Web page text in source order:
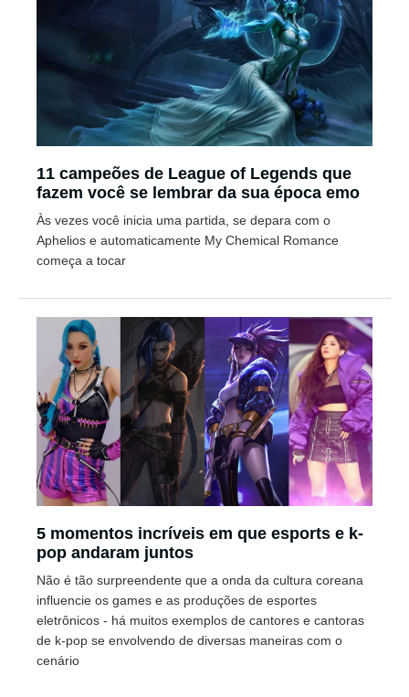
11 campeões de League of Legends que
fazem você se lembrar da sua época emo
Às vezes você inicia uma partida, se depara com o
Aphelios e automaticamente My Chemical Romance
começa a tocar
5 momentos incríveis em que esports e k-
pop andaram juntos
Não é tão surpreendente que a onda da cultura coreana
influencie os games e as produções de esportes
eletrônicos - há muitos exemplos de cantores e cantoras
de k-pop se envolvendo de diversas maneiras com o
cenário